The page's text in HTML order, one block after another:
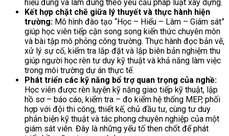
hiểu đúng và làm đúng theo yêu cầu pháp luật xây dựng.
Kết hợp chặt chẽ giữa lý thuyết và thực hành hiện
trường: Mô hình đào tạo “Học – Hiểu – Làm – Giám sát”
giúp học viên tiếp cận song song kiến thức chuyên môn
và bài tập mô phỏng công trường. Thực hành đọc bản vẽ,
xử lý sự cố, kiểm tra lắp đặt và lập biên bản nghiệm thu
giúp người học rèn tư duy kỹ thuật và khả năng làm việc
trong môi trường dự án thực tế.
Phát triển các kỹ năng bổ trợ quan trọng của nghề:
Học viên được rèn luyện kỹ năng giao tiếp kỹ thuật, lập
hồ sơ – báo cáo, kiểm tra – đo kiểm hệ thống MEP, phối
hợp với đội thi công, thiết kế, chủ đầu tư, cùng tư duy
phản biện kỹ thuật và tác phong chuyên nghiệp của một
giám sát viên. Đây là những yếu tố then chốt để phát